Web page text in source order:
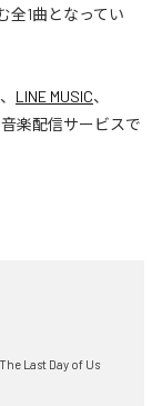
全1曲となってい
、 LINE MUSIC、
楽配信サービスで
The Last Day of Us